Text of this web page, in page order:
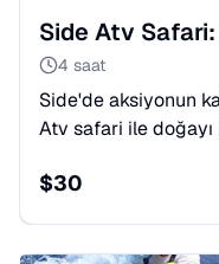
4 saat
Side'de aksiyonun
Atv safari ile
heyecan garanti.
$30